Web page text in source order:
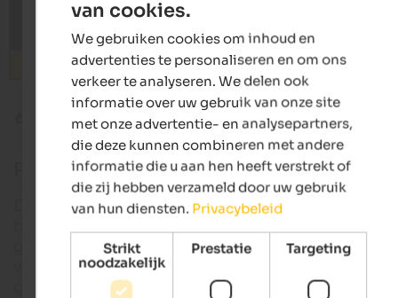
Nuttige informatie Passen
Passen in Zuid-Tirol
De vakantiebestemming Zuid-Tirol is wijd en zijd
grote hoogten slingeren. Sommige passen zijn in
winter gesloten, maar andere zijn het hele jaar
geopend en zijn een hoogtepunt voor elke Zuid-
van cookies.
We gebruiken cookies om inhoud en
advertenties te personaliseren en om ons
verkeer te analyseren. We delen ook
informatie over uw gebruik van onze site
met onze advertentie- en analysepartners,
die deze kunnen combineren met andere
informatie die u aan hen heeft verstrekt of
die zij hebben verzameld door uw gebruik
van hun diensten. Privacybeleid
Strikt
noodzakelijk
Prestatie Targeting